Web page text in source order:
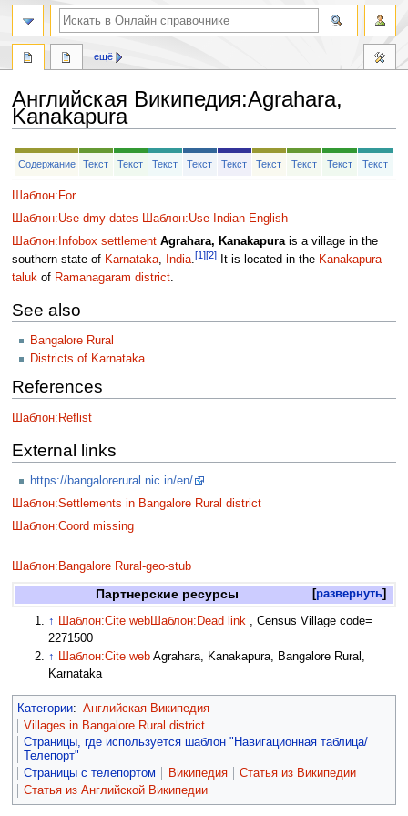
Английская Википедия:Agrahara,
Kanakapura
Перейти
Перейти
Содержание Текст Текст Текст Текст Текст Текст Текст Текст Текст
Шаблон:For
Шаблон:Use dmy dates Шаблон:Use Indian English
Шаблон:Infobox settlement Agrahara, Kanakapura is a village in the
southern state of Karnataka, India.[1][2]It is located in the Kanakapura
taluk of Ramanagaram district.
See also
Bangalore Rural
Districts of Karnataka
References
Шаблон:Reflist
External links
https://bangalorerural.nic.in/en/
Шаблон:Settlements in Bangalore Rural district
Шаблон:Coord missing
Шаблон:Bangalore Rural-geo-stub
развернуть
Партнерские ресурсы
↑ Шаблон:Cite webШаблон:Dead link , Census Village code=
2271500
↑ Шаблон:Cite web Agrahara, Kanakapura, Bangalore Rural,
Karnataka
Категории: Английская Википедия
Villages in Bangalore Rural district
Страницы, где используется шаблон "Навигационная таблица/
Телепорт"
Страницы с телепортом
Википедия
Статья из Википедии
Статья из Английской Википедии
ещё